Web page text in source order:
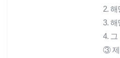
2.
3. 해
4. 그
③ 제